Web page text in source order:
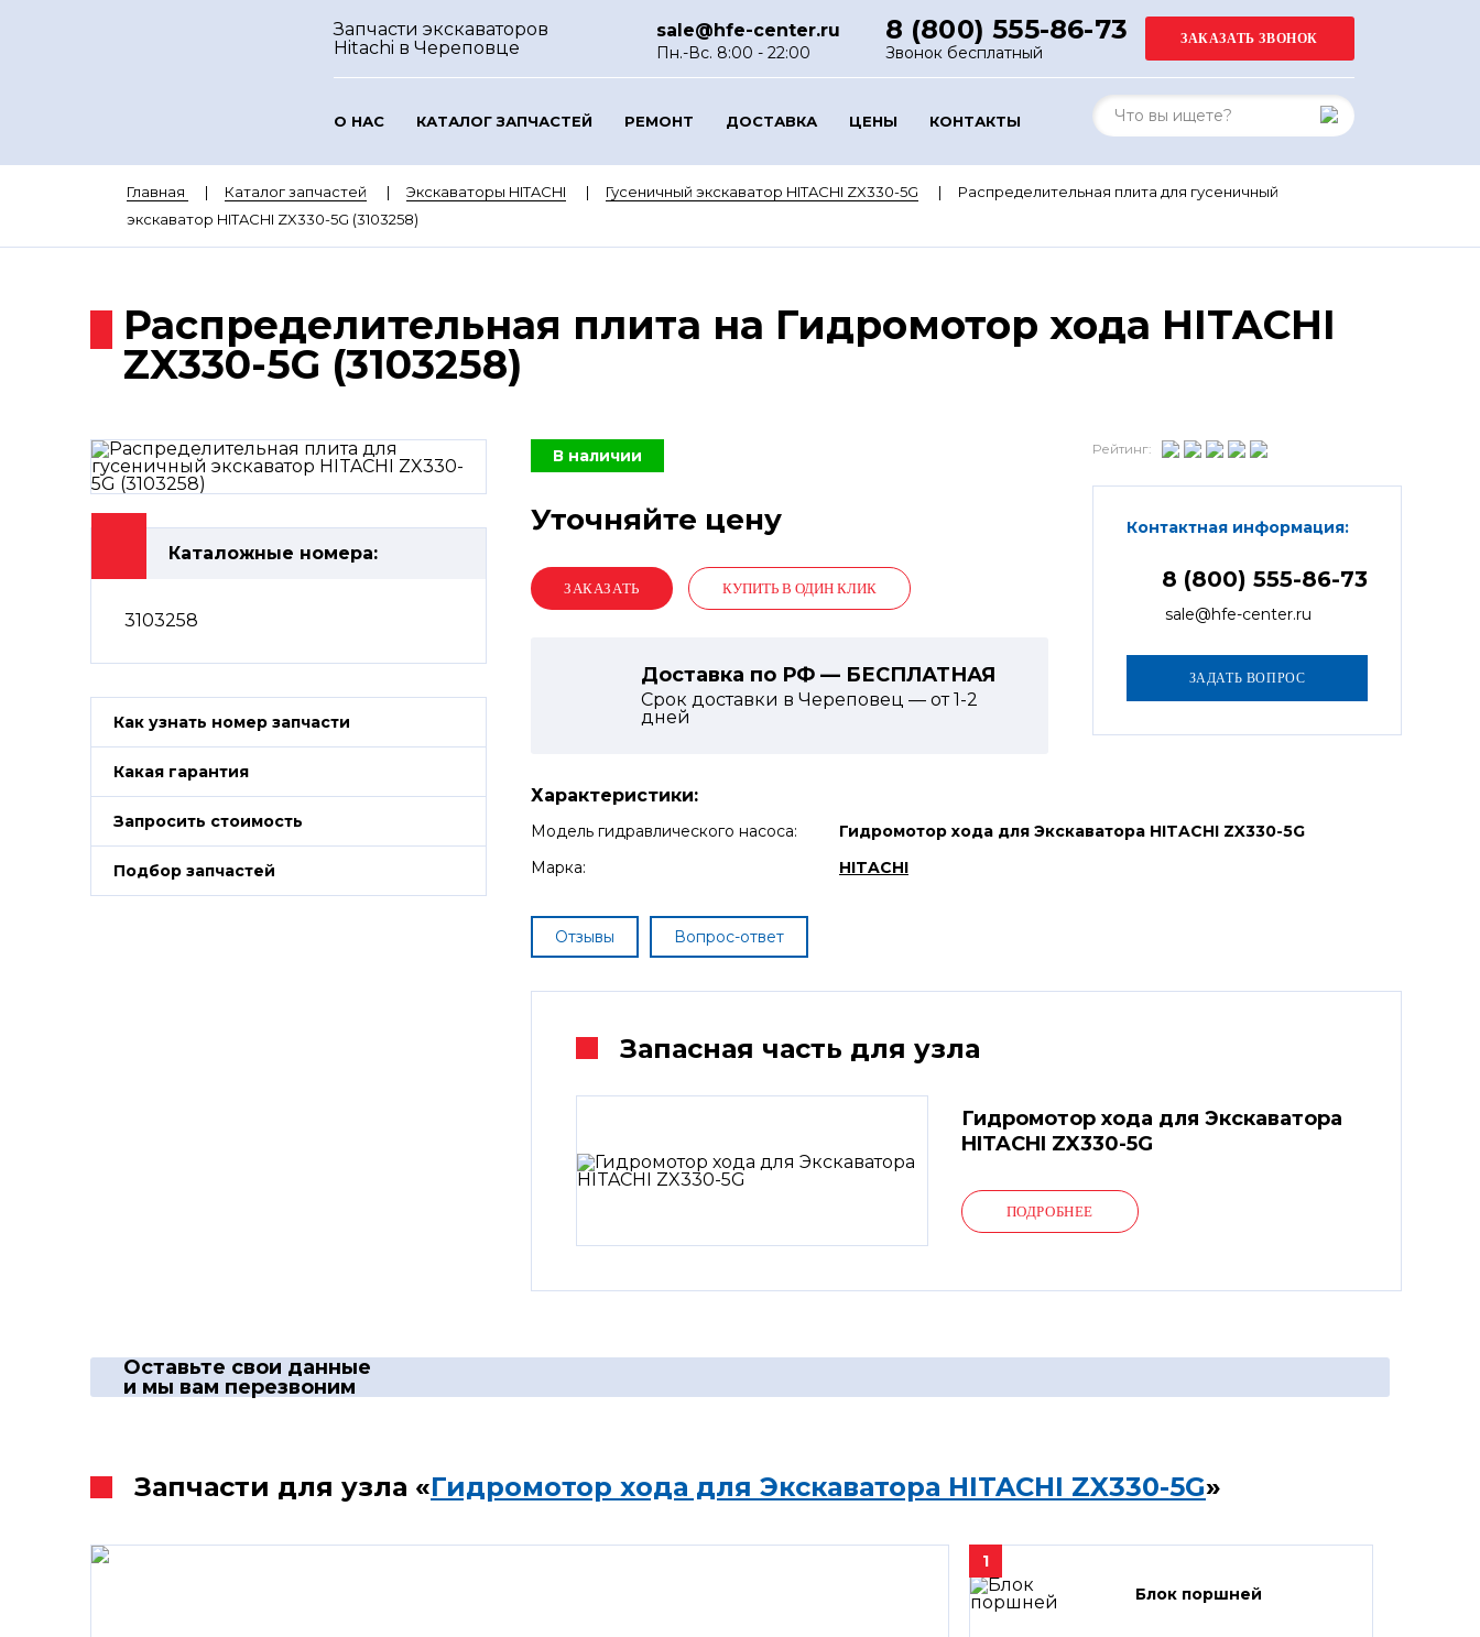
Запчасти экскаваторов
Hitachi в Череповце
sale@hfe-center.ru
Пн.-Вс. 8:00 - 22:00
8 (800) 555-86-73
Звонок бесплатный
О НАС КАТАЛОГ ЗАПЧАСТЕЙ РЕМОНТ ДОСТАВКА ЦЕНЫ КОНТАКТЫ
Главная Каталог запчастей Экскаваторы HITACHI Гусеничный экскаватор HITACHI ZX330-5G
Распределительная плита для гусеничный
экскаватор HITACHI ZX330-5G (3103258)
Распределительная плита на Гидромотор хода HITACHI
ZX330-5G (3103258)
Каталожные номера:
3103258
Как узнать номер запчасти
Какая гарантия
Запросить стоимость
Подбор запчастей
В наличии
Уточняйте цену
КУПИТЬ В ОДИН КЛИК
Доставка по РФ — БЕСПЛАТНАЯ
Срок доставки в Череповец — от1-2
дней
Рейтинг:
Контактная информация:
8 (800) 555-86-73
sale@hfe-center.ru
Характеристики:
Модель гидравлического насоса:
Гидромотор хода для Экскаватора HITACHI ZX330-5G
Марка:
HITACHI
Отзывы Вопрос-ответ
Запасная часть для узла
Гидромотор хода для Экскаватора
HITACHI ZX330-5G
ПОДРОБНЕЕ
Оставьте свои данные
и мы вам перезвоним
Запчасти для узла «Гидромотор хода для Экскаватора HITACHI ZX330-5G»
1
Блок поршней